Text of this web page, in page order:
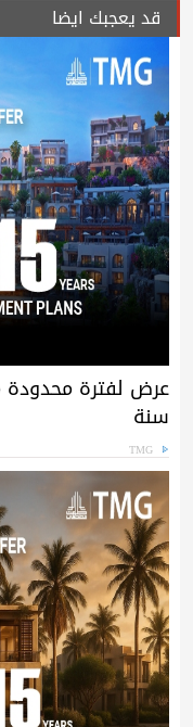
قد يعجبك ايضا
سنة
TMG